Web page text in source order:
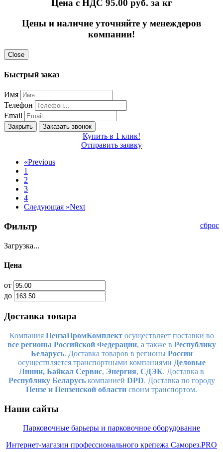
Цена с НДС 95.00 руб. за кг
Цены и наличие уточняйте у менеждеров
компании!
Close
Быстрый заказ
Имя
Телефон
Email
Закрыть Заказать звонок
Купить в 1 клик!
Отправить заявку
«Previous
1
2
3
4
Следующая »Next
сброс
Фильтр
Загрузка...
Цена
от
до
Доставка товара
Компания ПензаПромКомплектосуществляет поставки во
все регионы Российской Федерации, а также в Республику
Беларусь. Доставка товаров в регионы России
осуществляется транспортными компаниями Деловые
Линии, Байкал Сервис, Энергия, СДЭК. Доставка в
Республику Беларуськомпанией DPD. Доставка по городу
Пензе и Пензенской области своим транспортом.
Наши сайты
Парковочные барьеры и парковочное оборудование
Интернет-магазин профессионального крепежа Саморез.PRO